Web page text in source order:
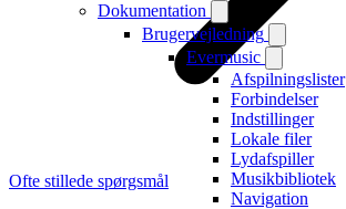
Dokumentation
Brugervejledning
Evermusic
Afspilningslister
Forbindelser
Indstillinger
Lokale filer
Lydafspiller
Musikbibliotek
Navigation
Ofte stillede spørgsmål